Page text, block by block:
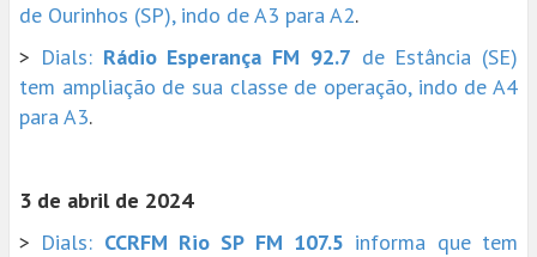
de Ourinhos (SP), indo de A3 para A2.
> Dials: Rádio Esperança FM 92.7 de Estância (SE)
tem ampliação de sua classe de operação, indo de A4
para A3.
3 de abril de 2024
> Dials: CCRFM Rio SP FM 107.5 informa que tem